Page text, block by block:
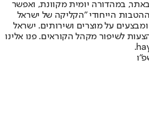
במהדורה יומית מקוונת, ואפשר
הייחודי "הקליקה של ישראל
על מוצרים ושירותים. ישראל
לשיפור מקהל הקוראים. פנו אלינו